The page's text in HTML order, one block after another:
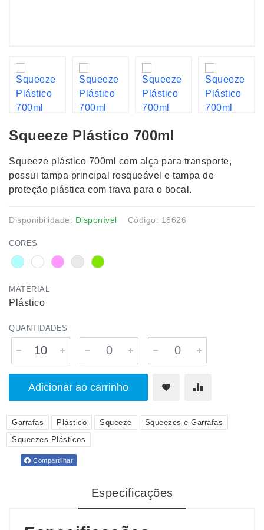
Squeeze Plástico 700ml
Squeeze plástico 700ml com alça para transporte,
possui tampa principal rosqueável e tampa de
proteção plástica com trava para o bocal.
Disponibilidade: Disponível Código: 18626
CORES
MATERIAL
Plástico
QUANTIDADES
Adicionar ao carrinho
Garrafas Plástico Squeeze
Squeezes e Garrafas
Squeezes Plásticos
Compartilhar
Especificações